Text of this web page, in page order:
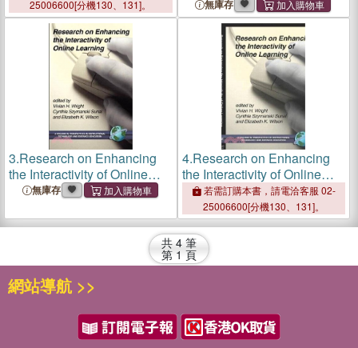
25006600[分機130、131]。
無庫存
3.Research on Enhancing
the Interactivity of Online
Learning
無庫存
4.Research on Enhancing
the Interactivity of Online
Learning
若需訂購本書，請電洽客服 02-
25006600[分機130、131]。
共 4 筆
第 1 頁
網站導航 >>